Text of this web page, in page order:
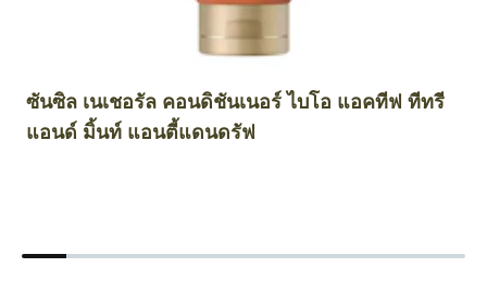
ซันซิล เนเชอรัล คอนดิชันเนอร์ ไบโอ แอคทีฟ ทีทรี
แอนด์ มิ้นท์ แอนตี้แดนดรัฟ